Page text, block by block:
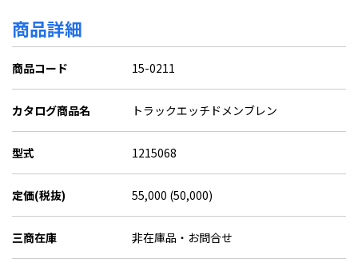
商品詳細
商品コード 15-0211
カタログ商品名 トラックエッチドメンブレン
型式 1215068
定価(税抜) 55,000 (50,000)
三商在庫 非在庫品・お問合せ